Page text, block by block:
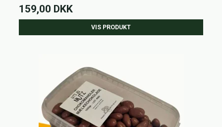
159,00 DKK
VIS PRODUKT